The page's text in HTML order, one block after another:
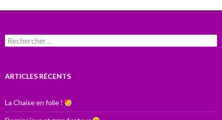
Rechercher :
ARTICLES RÉCENTS
La Chaise en folie !